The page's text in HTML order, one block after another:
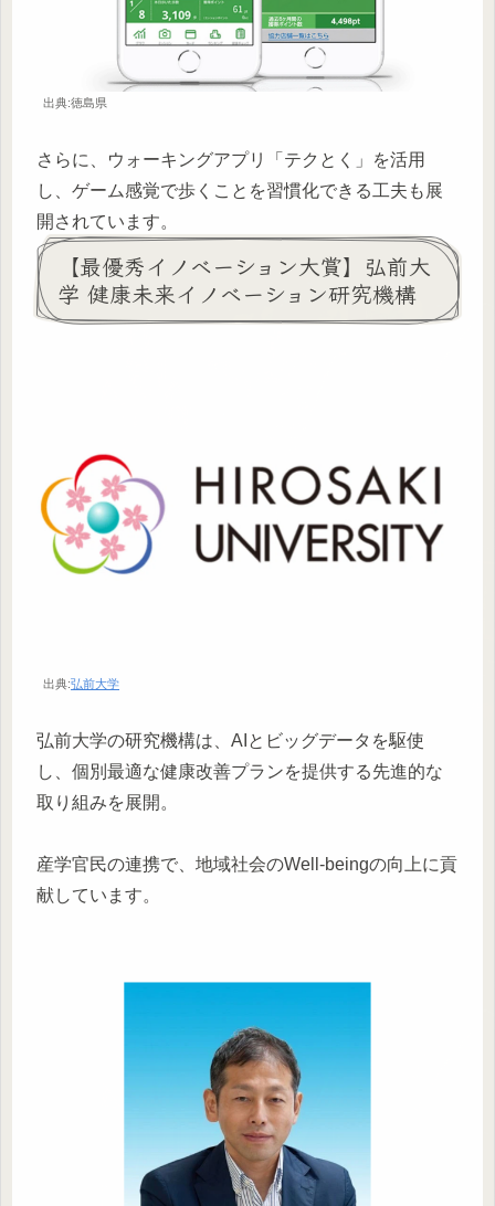
出典:徳島県
さらに、ウォーキングアプリ「テクとく」を活用
し、ゲーム感覚で歩くことを習慣化できる工夫も展
開されています。
【最優秀イノベーション大賞】弘前大
学 健康未来イノベーション研究機構
出典:弘前大学
弘前大学の研究機構は、AIとビッグデータを駆使
し、個別最適な健康改善プランを提供する先進的な
取り組みを展開。
産学官民の連携で、地域社会のWell-beingの向上に貢
献しています。